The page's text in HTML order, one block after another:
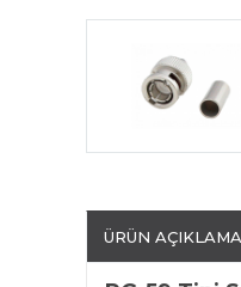
ÜRÜN